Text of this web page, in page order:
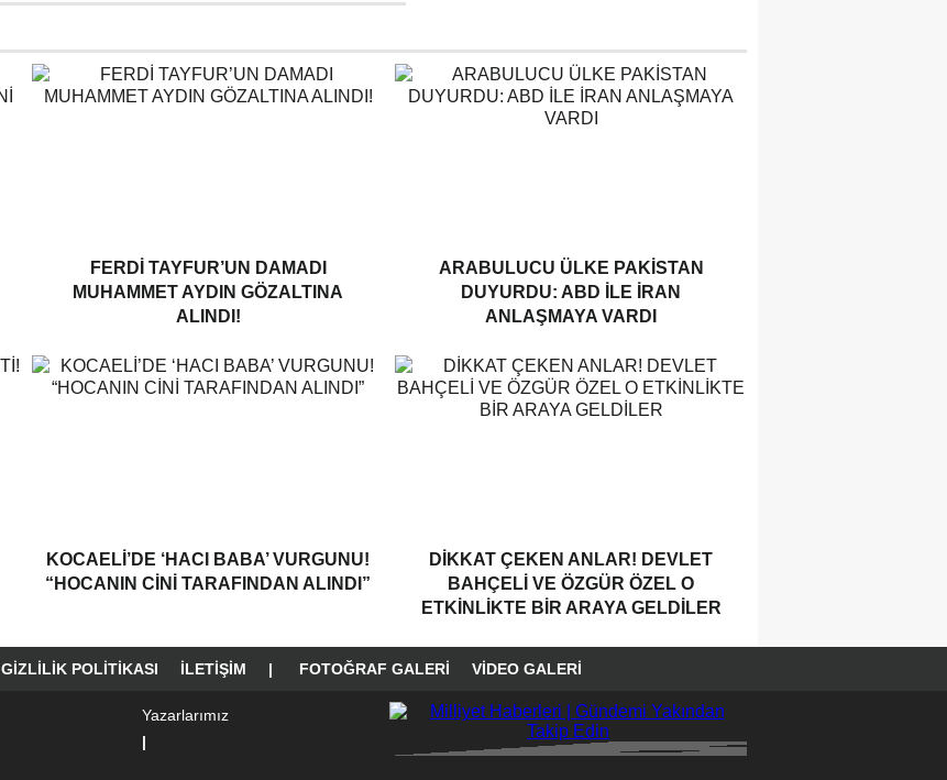
FERDI TAYFUR’UN DAMADI
MUHAMMET AYDIN GÖZALTINA
ALINDI!
ARABULUCU ÜLKE PAKISTAN
DUYURDU: ABD ILE İRAN
ANLAŞMAYA VARDI
KOCAELI’DE ‘HACI BABA’ VURGUNU!
“HOCANIN CINI TARAFINDAN ALINDI”
DIKKAT ÇEKEN ANLAR! DEVLET
BAHÇELI VE ÖZGÜR ÖZEL O
ETKINLIKTE BIR ARAYA GELDILER
GIZLILIK POLITIKASI İLETIŞIM | FOTOĞRAF GALERI VIDEO GALERI
Yazarlarımız
|